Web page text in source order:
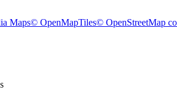
Maps© OpenMapTiles© OpenStreetMap